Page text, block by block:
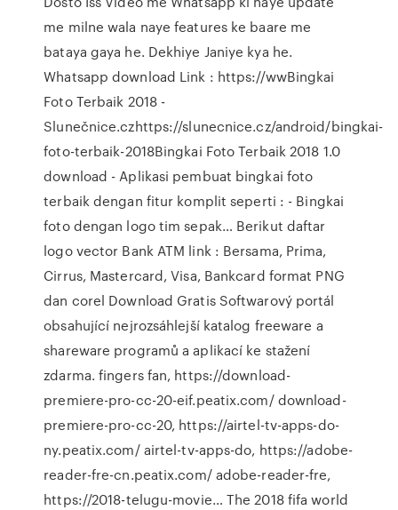
me milne wala naye features ke baare me
bataya gaya he. Dekhiye Janiye kya he.
Whatsapp download Link : https://wwBingkai
Foto Terbaik 2018 -
Slunečnice.czhttps://slunecnice.cz/android/bingkai-
foto-terbaik-2018Bingkai Foto Terbaik 2018 1.0
download - Aplikasi pembuat bingkai foto
terbaik dengan fitur komplit seperti : - Bingkai
foto dengan logo tim sepak… Berikut daftar
logo vector Bank ATM link : Bersama, Prima,
Cirrus, Mastercard, Visa, Bankcard format PNG
dan corel Download Gratis Softwarový portál
obsahující nejrozsáhlejší katalog freeware a
shareware programů a aplikací ke stažení
zdarma. fingers fan, https://download-
premiere-pro-cc-20-eif.peatix.com/ download-
premiere-pro-cc-20, https://airtel-tv-apps-do-
ny.peatix.com/ airtel-tv-apps-do, https://adobe-
reader-fre-cn.peatix.com/ adobe-reader-fre,
https://2018-telugu-movie… The 2018 fifa world